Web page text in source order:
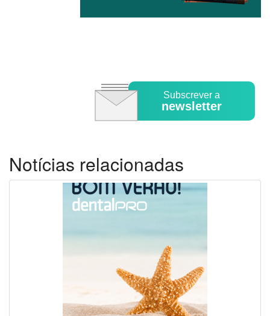
Subscrever a
newsletter
Notícias relacionadas